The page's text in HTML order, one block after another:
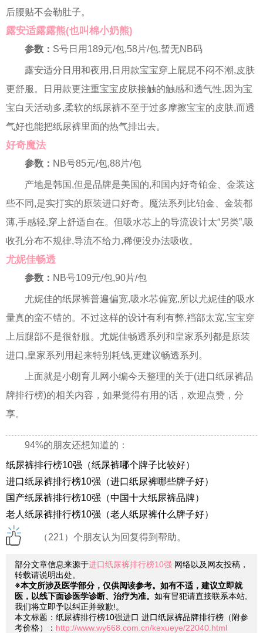
后腰贴不会勒肚子。
露安适露露熊(也叫棉小奶熊)
参数： S号日用189元/包,58片/包,暂无NB码
露安适分日用和夜用,日用款宝宝穿上屁屁不闷不潮,皮肤
更舒服。日用款更注重宝宝皮肤接触的触感和透气性,因为宝
宝白天活动多,柔软的纸尿裤不至于过多摩擦宝宝的皮肤,而透
气好也能把纸尿裤里面的热气排出去。
好奇魔法
参数： NB号85元/包,88片/包
产地是韩国,但是品牌是美国的,和国内好奇铂金、金装这
些不同,是实打实的原装进口好奇。魔法系列比铂金、金装都
薄,手感轻,穿上舒适自在。但吸水芯上的导流设计太“另类”,吸
收孔分布不规律,导流不给力,稀便没办法吸收。
尤妮佳畅透
参数： NB号109元/包,90片/包
尤妮佳的纸尿裤普遍偏宽,吸水芯偏宽,所以尤妮佳的吸水
量真的蛮不错的。不过这样的设计有利有弊,裆部太宽,宝宝穿
上后腿部不是很舒服。尤妮佳畅透系列和皇家系列都是原装
进口,皇家系列用起来特别耗钱,更建议畅透系列。
上面就是小朗育儿网小编今天整理的关于(进口纸尿裤品
牌排行榜)的相关内容，如果觉得有用的话，欢迎点赞，分
享。
94%的朋友还想知道的：
纸尿裤排行榜10强（纸尿裤哪个牌子比较好）
进口纸尿裤排行榜10强（进口纸尿裤哪些牌子好）
国产纸尿裤排行榜10强（中国十大纸尿裤品牌）
老人纸尿裤排行榜10强（老人纸尿裤什么牌子好）
（221）个朋友认为回复得到帮助。
部分文章信息来源于进口纸尿裤排行榜10强 网络以及网友投稿，
转载请说明出处。
※本文所涉及医学部分，仅供阅读参考。如有不适，建议立即就
医，以线下面诊医学诊断、治疗为准。 如有冒犯请直接联系本站,
我们将立即予以纠正并致歉!。
本文标题：纸尿裤排行榜10强进口 进口纸尿裤品牌排行榜（附参
考价格）： http://www.wy668.com.cn/kexueye/22040.html